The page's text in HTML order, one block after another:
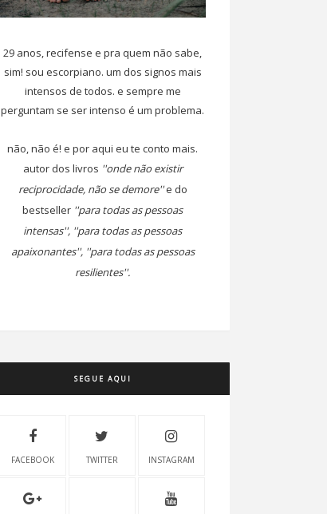
29 anos, recifense e pra quem não sabe,
sim! sou escorpiano. um dos signos mais
intensos de todos. e sempre me
perguntam se ser intenso é um problema.
não, não é! e por aqui eu te conto mais.
autor dos livros ''onde não existir
reciprocidade, não se demore''e do
bestseller ''para todas as pessoas
intensas'', ''para todas as pessoas
apaixonantes'', ''para todas as pessoas
resilientes''.
SEGUE AQUI
FACEBOOK TWITTER INSTAGRAM